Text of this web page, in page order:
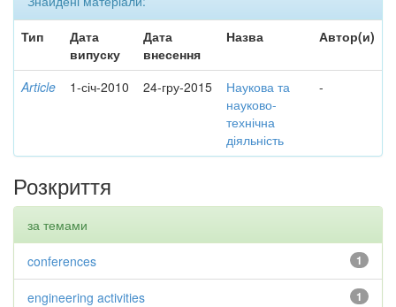
Тип
Дата
випуску
Дата
внесення
Назва Автор(и)
Article 1-січ-2010 24-гру-2015
Наукова та
науково-
технічна
діяльність
-
Розкриття
за темами
1
conferences
1
engineering activities